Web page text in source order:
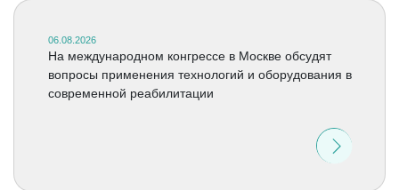
06.08.2026
На международном конгрессе в Москве обсудят
вопросы применения технологий и оборудования в
современной реабилитации